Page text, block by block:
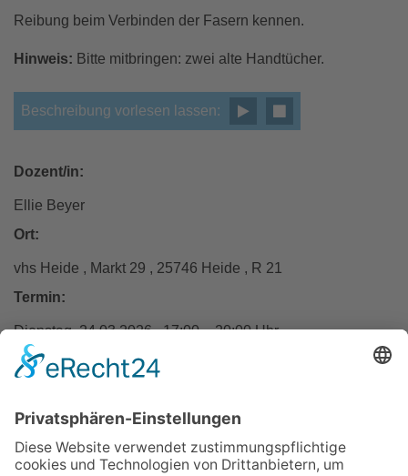
Reibung beim Verbinden der Fasern kennen.
Hinweis: Bitte mitbringen: zwei alte Handtücher.
Beschreibung vorlesen lassen:
Dozent/in:
Ellie Beyer
Ort:
vhs Heide , Markt 29 , 25746 Heide , R 21
Termin:
Dienstag, 24.03.2026 , 17:00 – 20:00 Uhr
Entgelt:32 €
Zurück